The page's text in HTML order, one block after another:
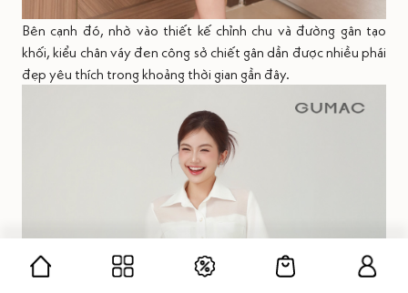
Bên cạnh đó, nhờ vào thiết kế chỉnh chu và đường gân tạo
khối, kiểu chân váy đen công sở chiết gân dần được nhiều phái
đẹp yêu thích trong khoảng thời gian gần đây.